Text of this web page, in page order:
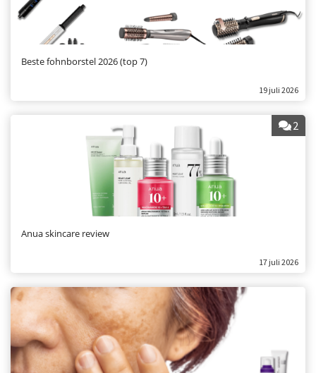
Beste fohnborstel 2026 (top 7)
19 juli 2026
2
Anua skincare review
17 juli 2026